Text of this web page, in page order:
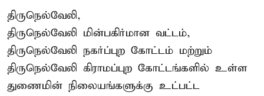
திருநெல்வேலி,
திருநெல்வேலி மின்பகிர்மான வட்டம்,
திருநெல்வேலி நகர்ப்புற கோட்டம் மற்றும்
திருநெல்வேலி கிராமப்புற கோட்டங்களில் உள்ள
துணைமின் நிலையங்களுக்கு உட்பட்ட